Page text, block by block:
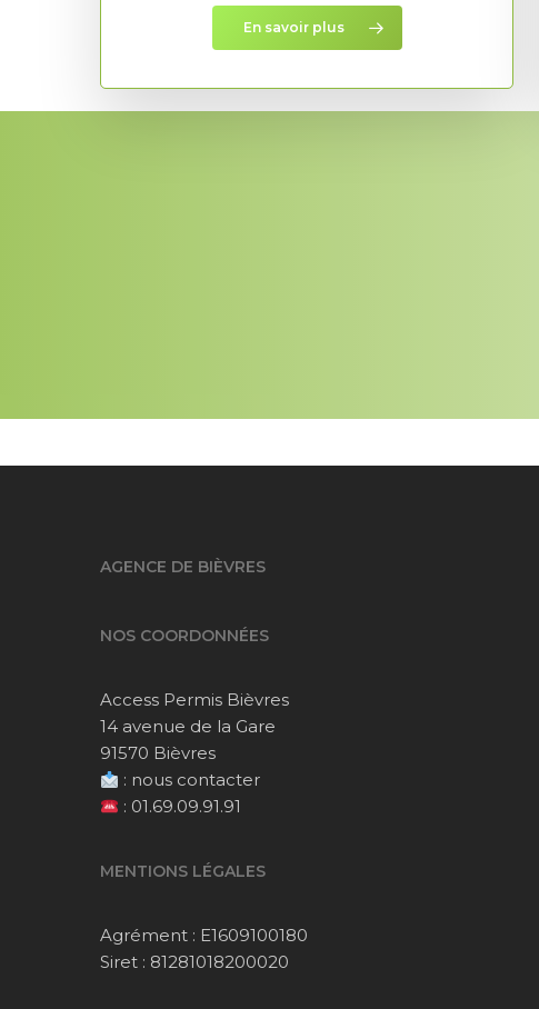
En savoir plus
AGENCE DE BIÈVRES
NOS COORDONNÉES
Access Permis Bièvres
14 avenue de la Gare
91570 Bièvres
: nous contacter
: 01.69.09.91.91
MENTIONS LÉGALES
Agrément : E1609100180
Siret : 81281018200020